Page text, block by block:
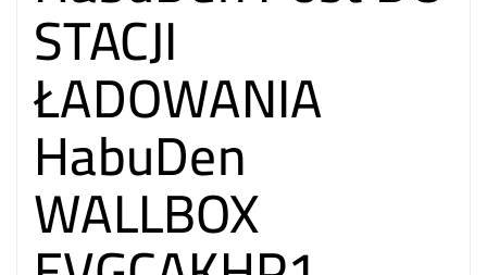
STACJI
ŁADOWANIA
HabuDen
WALLBOX